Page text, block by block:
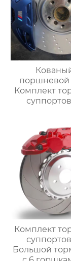
Комплект
для
тормозной
Bmw
Комплект
Большой